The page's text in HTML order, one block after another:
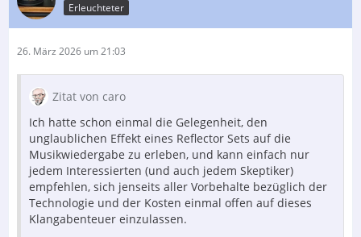
Erleuchteter
26. März 2026 um 21:03
Zitat von caro
Ich hatte schon einmal die Gelegenheit, den
unglaublichen Effekt eines Reflector Sets auf die
Musikwiedergabe zu erleben, und kann einfach nur
jedem Interessierten (und auch jedem Skeptiker)
empfehlen, sich jenseits aller Vorbehalte bezüglich der
Technologie und der Kosten einmal offen auf dieses
Klangabenteuer einzulassen.